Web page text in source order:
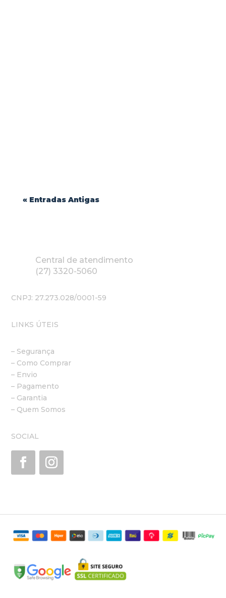
« Entradas Antigas
Central de atendimento
(27) 3320-5060
CNPJ: 27.273.028/0001-59
LINKS ÚTEIS
– Segurança
– Como Comprar
– Envio
– Pagamento
– Garantia
– Quem Somos
SOCIAL